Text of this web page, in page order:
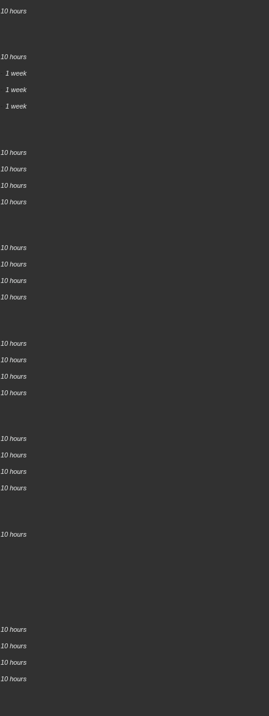
10 hours
10 hours
1 week
1 week
1 week
10 hours
10 hours
10 hours
10 hours
10 hours
10 hours
10 hours
10 hours
10 hours
10 hours
10 hours
10 hours
10 hours
10 hours
10 hours
10 hours
10 hours
10 hours
10 hours
10 hours
10 hours